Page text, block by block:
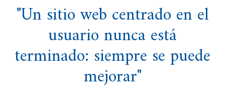
"Un sitio web centrado en el
usuario nunca está
terminado: siempre se puede
mejorar"